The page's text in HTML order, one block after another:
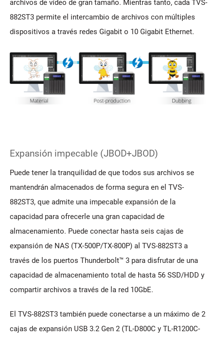
archivos de vídeo de gran tamaño. Mientras tanto, cada TVS-
882ST3 permite el intercambio de archivos con múltiples
dispositivos a través redes Gigabit o 10 Gigabit Ethernet.
Expansión impecable (JBOD+JBOD)
Puede tener la tranquilidad de que todos sus archivos se
mantendrán almacenados de forma segura en el TVS-
882ST3, que admite una impecable expansión de la
capacidad para ofrecerle una gran capacidad de
almacenamiento. Puede conectar hasta seis cajas de
expansión de NAS (TX-500P/TX-800P) al TVS-882ST3 a
través de los puertos Thunderbolt™ 3 para disfrutar de una
capacidad de almacenamiento total de hasta 56 SSD/HDD y
compartir archivos a través de la red 10GbE.
El TVS-882ST3 también puede conectarse a un máximo de 2
cajas de expansión USB 3.2 Gen 2 (TL-D800C y TL-R1200C-